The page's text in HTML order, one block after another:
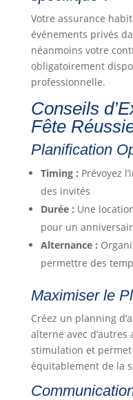
Votre assurance
événements privés
néanmoins votre
obligatoirement
professionnelle.
Conseils
Fête
Planification
Timing : Prévoyez
des invités
Durée : Une
pour un
Alternance :
permettre des
Maximiser le
Créez un planning
alterne avec
stimulation et
équitablement de la